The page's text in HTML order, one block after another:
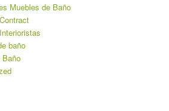
Muebles de Baño
baño
Baño